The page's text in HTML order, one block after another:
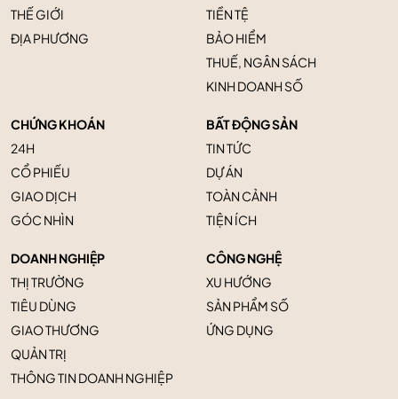
THẾ GIỚI
ĐỊA PHƯƠNG
TIỀN TỆ
BẢO HIỂM
THUẾ, NGÂN SÁCH
KINH DOANH SỐ
CHỨNG KHOÁN
24H
CỔ PHIẾU
GIAO DỊCH
GÓC NHÌN
BẤT ĐỘNG SẢN
TIN TỨC
DỰ ÁN
TOÀN CẢNH
TIỆN ÍCH
DOANH NGHIỆP
THỊ TRƯỜNG
TIÊU DÙNG
GIAO THƯƠNG
QUẢN TRỊ
THÔNG TIN DOANH NGHIỆP
CÔNG NGHỆ
XU HƯỚNG
SẢN PHẨM SỐ
ỨNG DỤNG